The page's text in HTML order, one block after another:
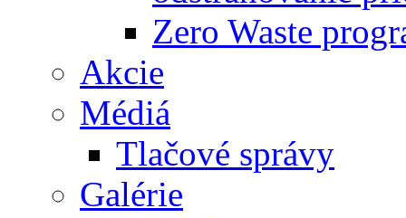
Zero Waste
Akcie
Médiá
Tlačové správy
Galérie